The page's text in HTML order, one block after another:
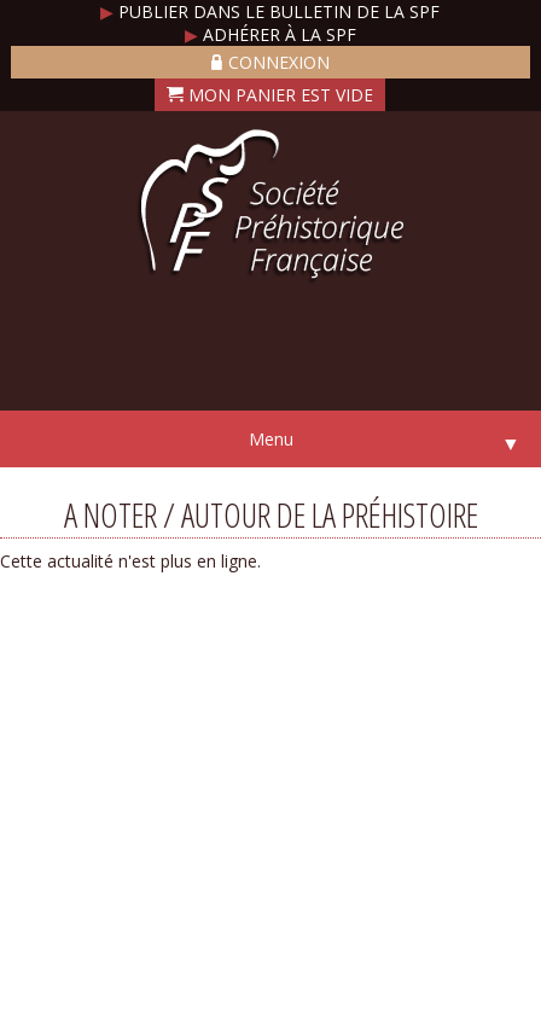
▶ PUBLIER DANS LE BULLETIN DE LA SPF
▶ADHÉRER À LA SPF
CONNEXION
Menu ▼
A NOTER / AUTOUR DE LA PRÉHISTOIRE
Cette actualité n'est plus en ligne.